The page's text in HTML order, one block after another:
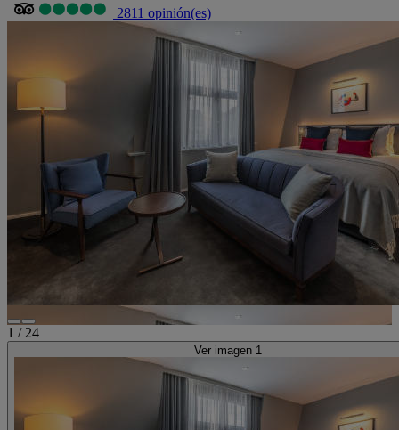
2811 opinión(es)
1 / 24
Ver imagen 1